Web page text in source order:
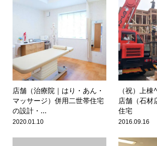
店舗（治療院｜はり・あん・
マッサージ）併用二世帯住宅
の設計・...
2020.01.10
（祝）上
店舗（石材
住宅
2016.09.16